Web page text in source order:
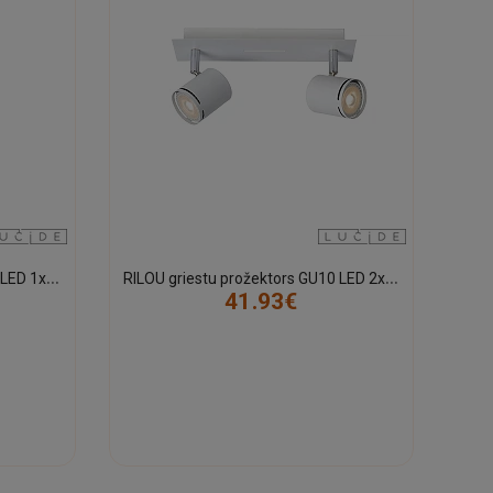
R
ILOU griestu prožektors GU10 LED 1x5W 3000K balts (Lucide)
R
ILOU griestu prožektors GU10 LED 2x5W 3000K balts (Lucide)
41.93€